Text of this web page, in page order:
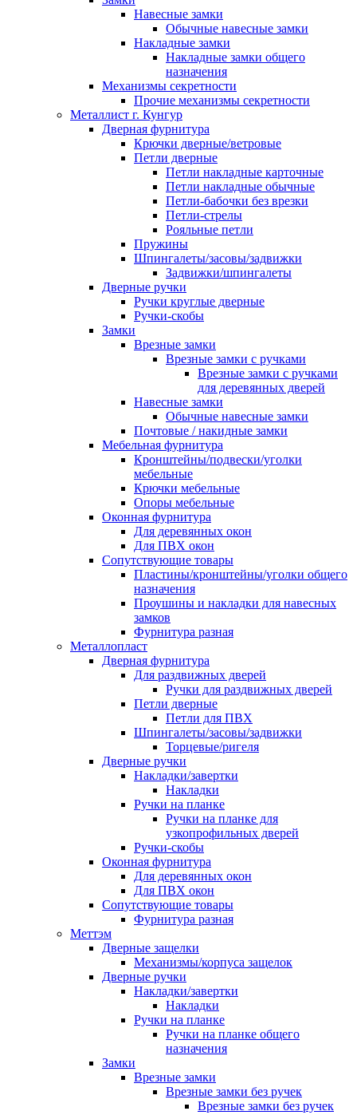
Навесные замки
Обычные навесные замки
Накладные замки
Накладные замки общего
назначения
Механизмы секретности
Прочие механизмы секретности
Металлист г. Кунгур
Дверная фурнитура
Крючки дверные/ветровые
Петли дверные
Петли накладные карточные
Петли накладные обычные
Петли-бабочки без врезки
Петли-стрелы
Рояльные петли
Пружины
Шпингалеты/засовы/задвижки
Задвижки/шпингалеты
Дверные ручки
Ручки круглые дверные
Ручки-скобы
Замки
Врезные замки
Врезные замки с ручками
Врезные замки с ручками
для деревянных дверей
Навесные замки
Обычные навесные замки
Почтовые / накидные замки
Мебельная фурнитура
Кронштейны/подвески/уголки
мебельные
Крючки мебельные
Опоры мебельные
Оконная фурнитура
Для деревянных окон
Для ПВХ окон
Сопутствующие товары
Пластины/кронштейны/уголки общего
назначения
Проушины и накладки для навесных
замков
Фурнитура разная
Металлопласт
Дверная фурнитура
Для раздвижных дверей
Ручки для раздвижных дверей
Петли дверные
Петли для ПВХ
Шпингалеты/засовы/задвижки
Торцевые/ригеля
Дверные ручки
Накладки/завертки
Накладки
Ручки на планке
Ручки на планке для
узкопрофильных дверей
Ручки-скобы
Оконная фурнитура
Для деревянных окон
Для ПВХ окон
Сопутствующие товары
Фурнитура разная
Меттэм
Дверные защелки
Механизмы/корпуса защелок
Дверные ручки
Накладки/завертки
Накладки
Ручки на планке
Ручки на планке общего
назначения
Замки
Врезные замки
Врезные замки без ручек
Врезные замки без ручек